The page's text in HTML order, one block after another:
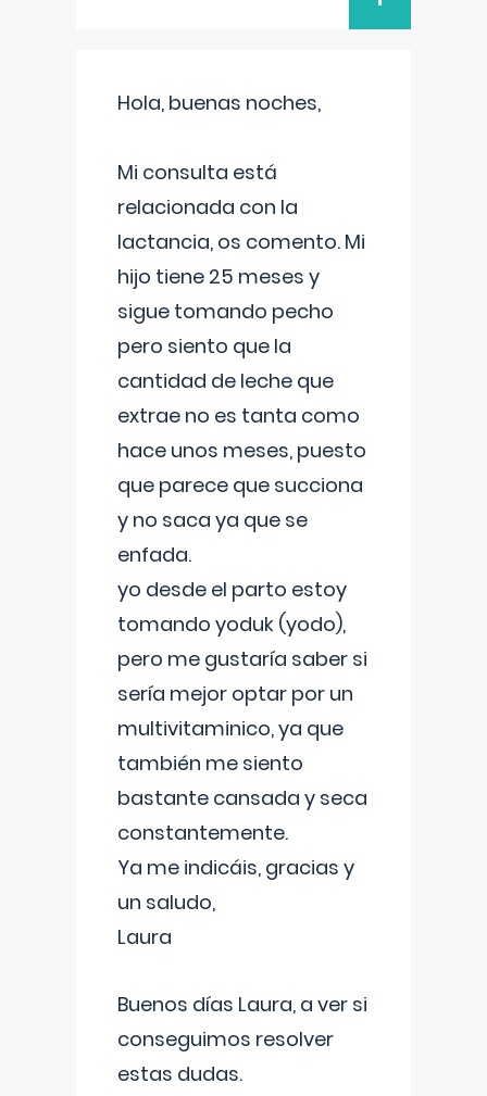
Hola, buenas noches,
Mi consulta está
relacionada con la
lactancia, os comento. Mi
hijo tiene 25 meses y
sigue tomando pecho
pero siento que la
cantidad de leche que
extrae no es tanta como
hace unos meses, puesto
que parece que succiona
y no saca ya que se
enfada.
yo desde el parto estoy
tomando yoduk (yodo),
pero me gustaría saber si
sería mejor optar por un
multivitaminico, ya que
también me siento
bastante cansada y seca
constantemente.
Ya me indicáis, gracias y
un saludo,
Laura
Buenos días Laura, a ver si
conseguimos resolver
estas dudas.